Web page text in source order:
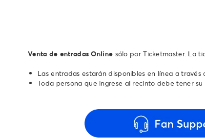
Venta de entradas Online sólo por Ticketmaster. La
Las entradas estarán disponibles en línea a través
Toda persona que ingrese al recinto debe tener su